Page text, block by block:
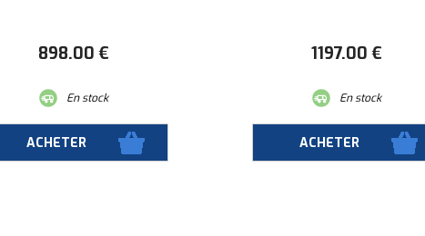
898.00 €
En stock
1197.00 €
En stock